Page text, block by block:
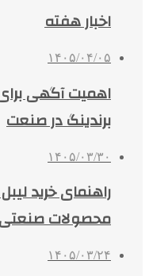
اخبار هفته
۱۴۰۵/۰۴/۰۵
اهمیت آگهی
برندینگ در صنعت
۱۴۰۵/۰۳/۳۰
راهنمای خرید
محصولات صنعتی
۱۴۰۵/۰۳/۲۴